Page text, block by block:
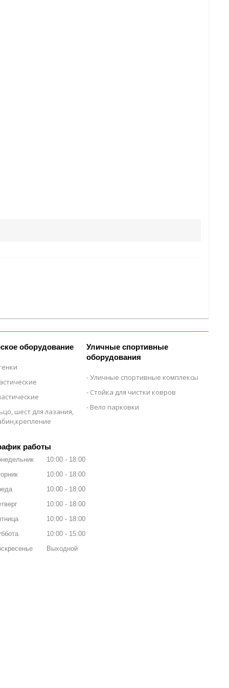
оборудование
шест для лазания,
Уличные спортивные
оборудования
Уличные спортивные комплексы
Стойка для чистки ковров
Вело парковки
работы
10:00
18:00
10:00
18:00
10:00
18:00
10:00
18:00
10:00
18:00
10:00
15:00
Выходной